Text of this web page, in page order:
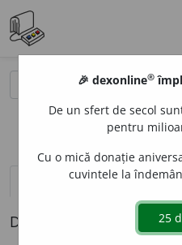
definiții (1)
Definiția cu ID-ul 966352:
🎉 dexonline®
De un sfert de secol
pentru
Cu o mică donație
cuvintele la